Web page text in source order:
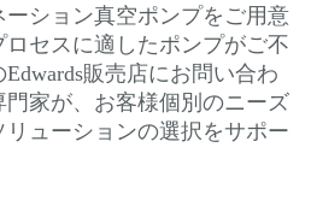
ション真空ポンプをご用意
ロセスに適したポンプがご不
販売店にお問い合わ
家が、お客様個別のニーズ
ューションの選択をサポー